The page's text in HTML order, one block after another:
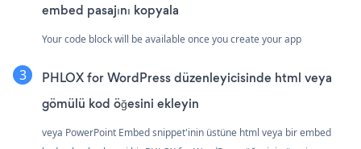
embed pasajını kopyala
Your code block will be available once you create your app
PHLOX for WordPress düzenleyicisinde html veya
gömülü kod öğesini ekleyin
veya PowerPoint Embed snippet'inin üstüne html veya bir embed